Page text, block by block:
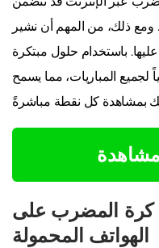
ومع ذلك، من المهم أن نشير
باستخدام حلول مبتكرة
لجميع المباريات، مما يسمح
المضرب على
الهواتف المحمولة